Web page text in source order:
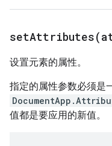
setAttributes(
设置元素的属性。
指定的属性参数必须是
值都是要应用的新值。